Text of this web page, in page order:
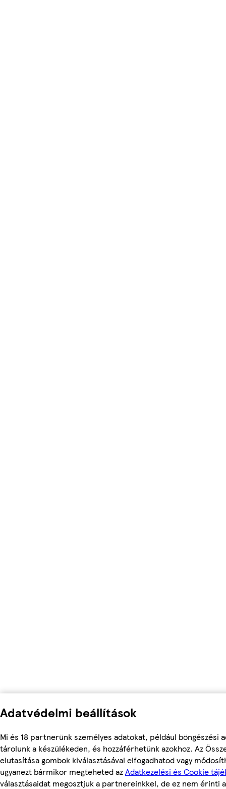
Adatvédelmi beállítások
Mi és 18 partnerünk személyes adatokat, például böngészési
tárolunk a készülékeden, és hozzáférhetünk azokhoz. Az
elutasítása gombok kiválasztásával elfogadhatod vagy
ugyanezt bármikor megteheted azAdatkezelési és Cookie
választásaidat megosztjuk a partnereinkkel, de ez nem érinti